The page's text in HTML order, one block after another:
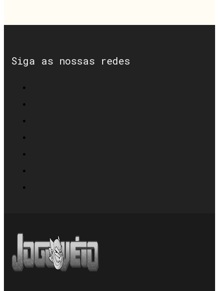
Siga as nossas redes